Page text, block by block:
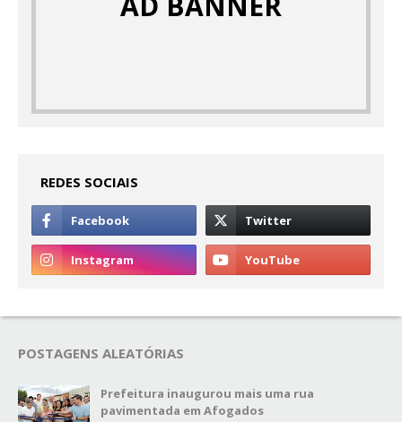
REDES SOCIAIS
POSTAGENS ALEATÓRIAS
Prefeitura inaugurou mais uma rua
pavimentada em Afogados